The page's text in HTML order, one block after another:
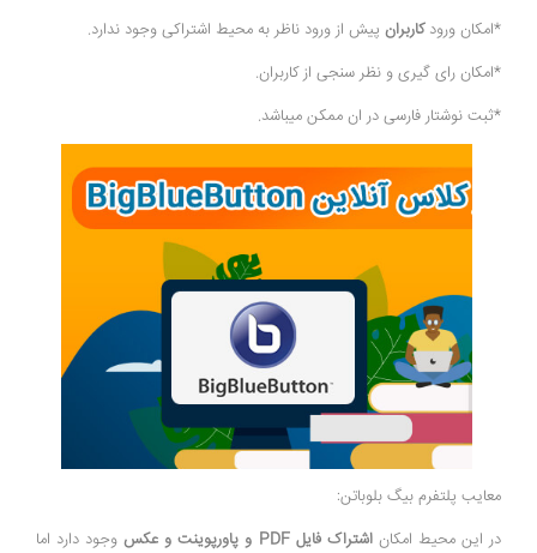
*امکان ورود کاربران پیش از ورود ناظر به محیط اشتراکی وجود ندارد.
*امکان رای گیری و نظر سنجی از کاربران.
*ثبت نوشتار فارسی در ان ممکن میباشد.
معایب پلتفرم بیگ بلوباتن:
در این محیط امکان اشتراک فایل PDF و پاورپوینت و عکس
وجود دارد اما